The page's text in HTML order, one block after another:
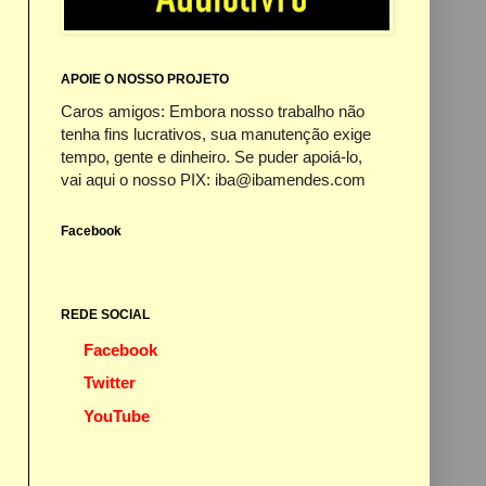
APOIE O NOSSO PROJETO
Caros amigos: Embora nosso trabalho não
tenha fins lucrativos, sua manutenção exige
tempo, gente e dinheiro. Se puder apoiá-lo,
vai aqui o nosso PIX: iba@ibamendes.com
Facebook
REDE SOCIAL
Facebook
Twitter
YouTube